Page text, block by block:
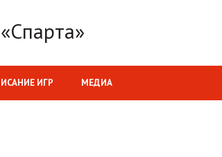
ИГР МЕДИА